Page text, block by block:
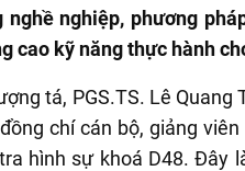
nghề nghiệp, phương
cao kỹ năng thực hành
tá, PGS.TS. Lê Quang
chí cán bộ, giảng
hình sự khoá D48. Đây